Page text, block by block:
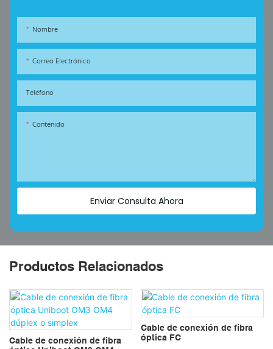
Nombre
Correo Electrónico
Teléfono
Contenido
Enviar Consulta Ahora
Productos Relacionados
Cable de conexión de fibra
Cable de conexión de fibra
óptica FC